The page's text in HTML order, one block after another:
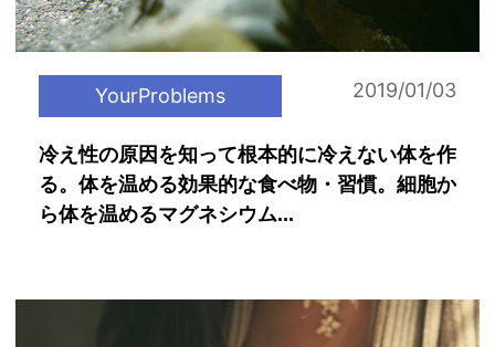
YourProblems 2019/01/03
冷え性の原因を知って根本的に冷えない体を作
る。体を温める効果的な食べ物・習慣。細胞か
ら体を温めるマグネシウム...